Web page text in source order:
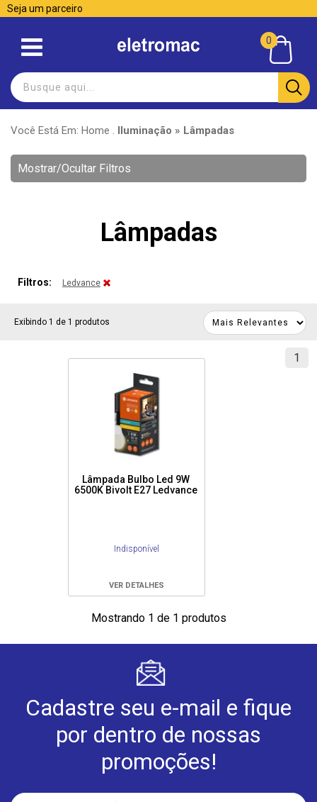
Seja um parceiro
0
Você Está Em: Home . Iluminação » Lâmpadas
Mostrar/Ocultar Filtros
Lâmpadas
Filtros: Ledvance
Exibindo 1 de 1 produtos
Lâmpada Bulbo Led 9W
6500K Bivolt E27 Ledvance
Indisponível
VER DETALHES
1
Mostrando 1 de 1 produtos
Cadastre seu e-mail e fique
por dentro de nossas
promoções!